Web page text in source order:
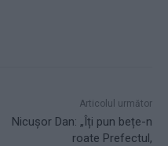
Articolul următor
Nicușor Dan: „Îți pun bețe-n
roate Prefectul,